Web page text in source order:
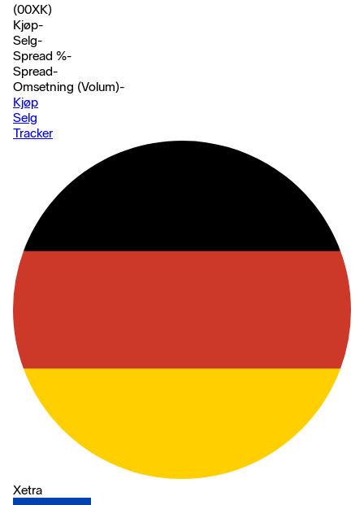
(00XK)
Kjøp-
Selg-
Spread %-
Spread-
Omsetning (Volum)-
Kjøp
Selg
Tracker
Xetra